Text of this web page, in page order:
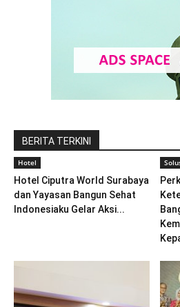
BERITA TERKINI
Hotel
Hotel Ciputra World Surabaya
dan Yayasan Bangun Sehat
Indonesiaku Gelar Aksi...